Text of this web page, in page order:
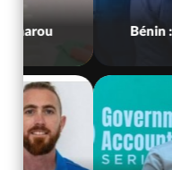
Bénin : L'ancien